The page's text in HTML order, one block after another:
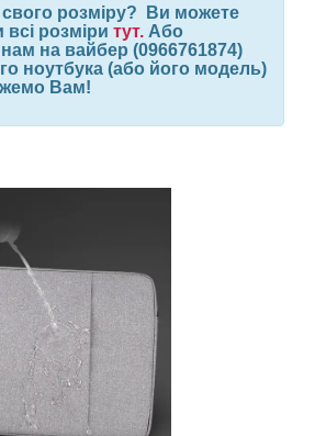
розміру? Ви можете
всі розміри тут. Або
на вайбер (0966761874)
ноутбука (або його модель)
Вам!